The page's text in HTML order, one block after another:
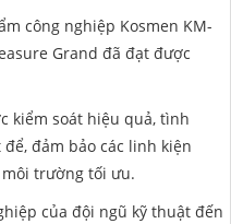
công nghiệp Kosmen KM-
Grand đã đạt được
kiểm soát hiệu quả, tình
đảm bảo các linh kiện
trường tối ưu.
của đội ngũ kỹ thuật đến